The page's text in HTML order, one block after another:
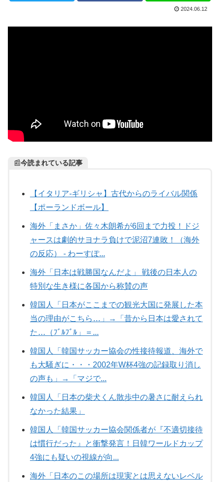
2024.06.12
📰今読まれている記事
【イタリア-ギリシャ】古代からのライバル関係
【ポーランドボール】
海外「まさか」佐々木朗希が6回まで力投！ドジ
ャースは劇的サヨナラ負けで泥沼7連敗！（海外
の反応） - わーすぽ...
海外「日本は戦勝国なんだよ」 戦後の日本人の
特別な生き様に各国から称賛の声
韓国人「日本がここまでの観光大国に発展した本
当の理由がこちら…」→「昔から日本は愛されて
た…（ﾌﾞﾙﾌﾞﾙ」＝...
韓国人「韓国サッカー協会の性接待報道、海外で
も大騒ぎに・・・2002年W杯4強の記録取り消し
の声も」→「マジで...
韓国人「日本の柴犬くん散歩中の暑さに耐えられ
なかった結果」
韓国人「韓国サッカー協会関係者が『不適切接待
は慣行だった』と衝撃発言！日韓ワールドカップ
4強にも疑いの視線が向...
海外「日本のこの場所は現実とは思えないレベル